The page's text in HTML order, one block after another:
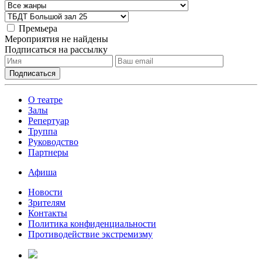
Премьера
Мероприятия не найдены
Подписаться на рассылку
О театре
Залы
Репертуар
Труппа
Руководство
Партнеры
Афиша
Новости
Зрителям
Контакты
Политика конфиденциальности
Противодействие экстремизму